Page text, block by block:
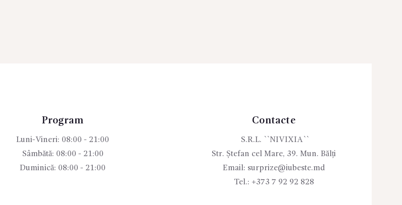
Program
Luni-Vineri: 08:00 - 21:00
Sâmbătă: 08:00 - 21:00
Duminică: 08:00 - 21:00
Contacte
S.R.L. ``NIVIXIA``
Str. Ștefan cel Mare, 39. Mun. Bălți
Email: surprize@iubeste.md
Tel.: +373 7 92 92 828